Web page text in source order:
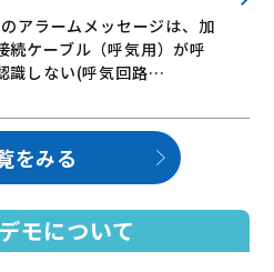
アラームメッセージは、加
続ケーブル（呼気用）が呼
識しない(呼気回路…
をみる
モについて